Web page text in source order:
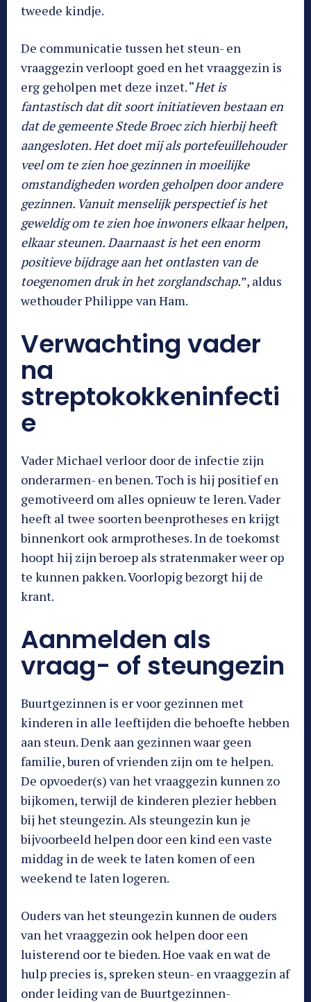
tweede kindje.
De communicatie tussen het steun- en
vraaggezin verloopt goed en het vraaggezin is
erg geholpen met deze inzet. “Het is
fantastisch dat dit soort initiatieven bestaan en
dat de gemeente Stede Broec zich hierbij heeft
aangesloten. Het doet mij als portefeuillehouder
veel om te zien hoe gezinnen in moeilijke
omstandigheden worden geholpen door andere
gezinnen. Vanuit menselijk perspectief is het
geweldig om te zien hoe inwoners elkaar helpen,
elkaar steunen. Daarnaast is het een enorm
positieve bijdrage aan het ontlasten van de
toegenomen druk in het zorglandschap.”, aldus
wethouder Philippe van Ham.
Verwachting vader
na
streptokokkeninfecti
e
Vader Michael verloor door de infectie zijn
onderarmen- en benen. Toch is hij positief en
gemotiveerd om alles opnieuw te leren. Vader
heeft al twee soorten beenprotheses en krijgt
binnenkort ook armprotheses. In de toekomst
hoopt hij zijn beroep als stratenmaker weer op
te kunnen pakken. Voorlopig bezorgt hij de
krant.
Aanmelden als
vraag- of steungezin
Buurtgezinnen is er voor gezinnen met
kinderen in alle leeftijden die behoefte hebben
aan steun. Denk aan gezinnen waar geen
familie, buren of vrienden zijn om te helpen.
De opvoeder(s) van het vraaggezin kunnen zo
bijkomen, terwijl de kinderen plezier hebben
bij het steungezin. Als steungezin kun je
bijvoorbeeld helpen door een kind een vaste
middag in de week te laten komen of een
weekend te laten logeren.
Ouders van het steungezin kunnen de ouders
van het vraaggezin ook helpen door een
luisterend oor te bieden. Hoe vaak en wat de
hulp precies is, spreken steun- en vraaggezin af
onder leiding van de Buurtgezinnen-